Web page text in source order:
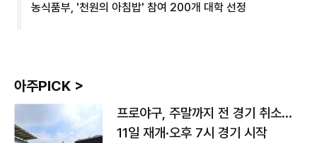
농식품부, '천원의 아침밥' 참여 200개 대학 선정
아주PICK >
프로야구, 주말까지 전 경기 취소…
11일 재개·오후 7시 경기 시작